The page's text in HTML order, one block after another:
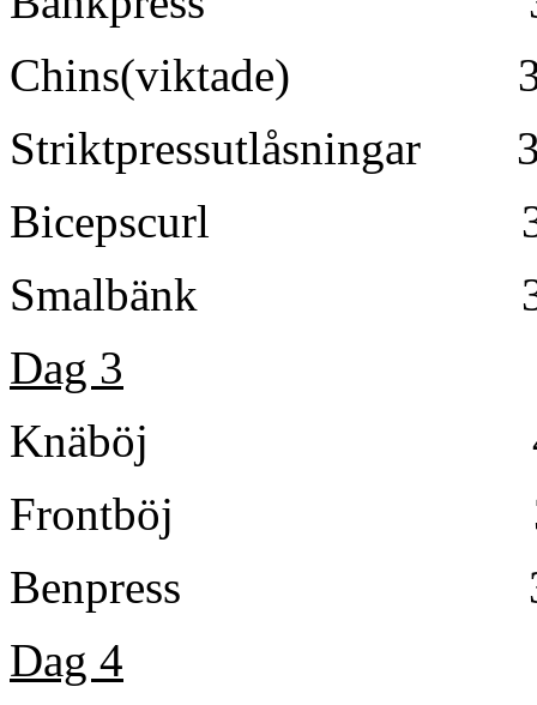
Chins(viktade)
Striktpressutlåsningar
Bicepscurl
Smalbänk
Dag 3
Knäböj 4×3-
Frontböj 3×8
Benpress
Dag 4